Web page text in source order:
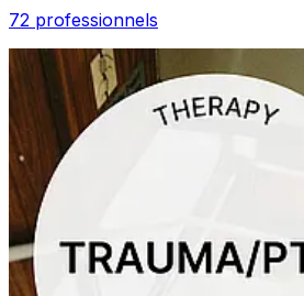
72 professionnels